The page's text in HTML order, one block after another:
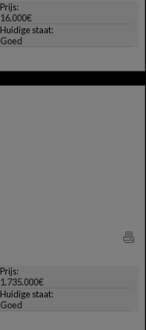
Prijs:
16.000€
Huidige staat:
Goed
Prijs:
1.735.000€
Huidige staat:
Goed